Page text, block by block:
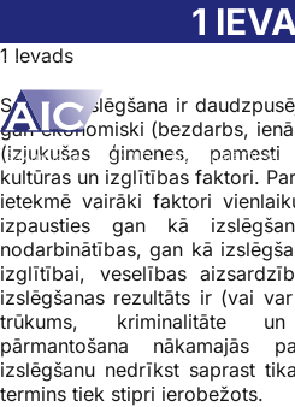
Sākumlapa ➝ Par AIC ➝ Nacionālā
1
1 Ievads
Sociālā izslēgšana ir
gan ekonomiski (bezdarbs,
(izjukušas ģimenes,
kultūras un izglītības faktori.
ietekmē vairāki faktori
izpausties gan kā
nodarbinātības, gan kā
izglītībai, veselības
izslēgšanas rezultāts ir (vai
trūkums, kriminalitāte
pārmantošana nākamajās
izslēgšanu nedrīkst saprast
termins tiek stipri ierobežots.